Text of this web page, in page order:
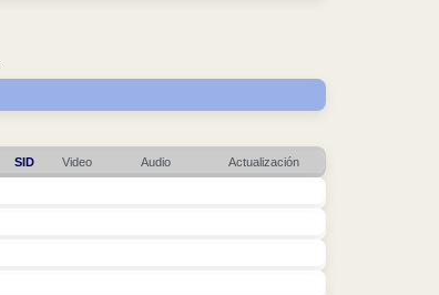
SID Video Audio Actualización